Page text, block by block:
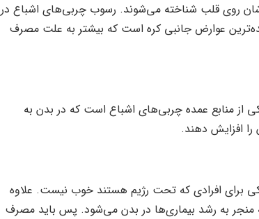
روی قلب شناخته می‌شوند. رسوب چربی‌های اشباع در
عوارض جانبی کره است که بیشتر به علت مصرف
از منابع عمده چربی‌های اشباع است که در بدن به
افزایش دهند.
برای افرادی که تحت رژیم هستند خوب نیست. علاوه
منجر به رشد بیماری‌ها در بدن می‌شود. پس باید مصرف